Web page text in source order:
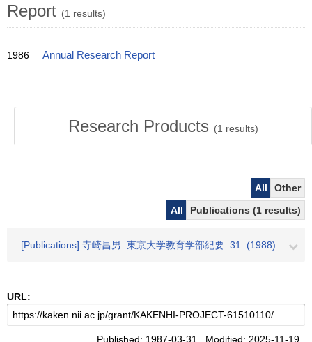
Report (1 results)
1986 Annual Research Report
Research Products (1 results)
All
Other
All
Publications (1 results)
[Publications] 寺崎昌男: 東京大学教育学部紀要. 31. (1988)
URL:
Published: 1987-03-31 Modified: 2025-11-19